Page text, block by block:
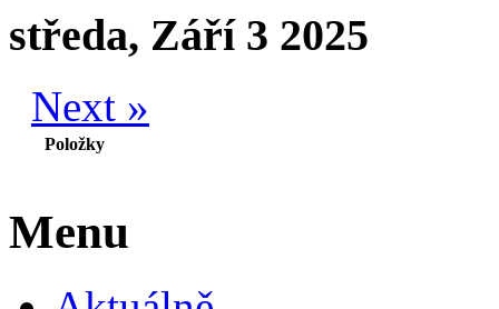
středa, Září 3 2025
Next »
Položky
Menu